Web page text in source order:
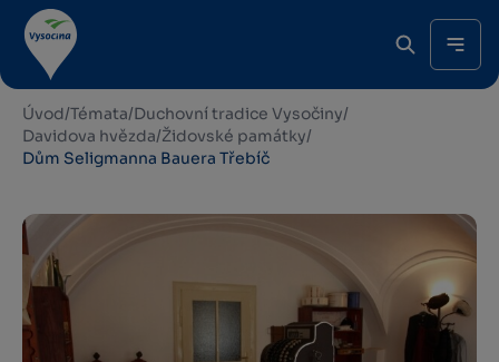
Úvod/Témata/Duchovní tradice Vysočiny/
Davidova hvězda/Židovské památky/
Dům Seligmanna Bauera Třebíč